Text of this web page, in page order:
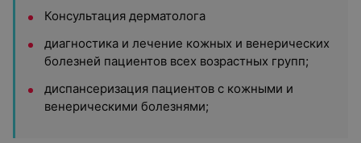
Консультация дерматолога
диагностика и лечение кожных и венерических
болезней пациентов всех возрастных групп;
диспансеризация пациентов с кожными и
венерическими болезнями;